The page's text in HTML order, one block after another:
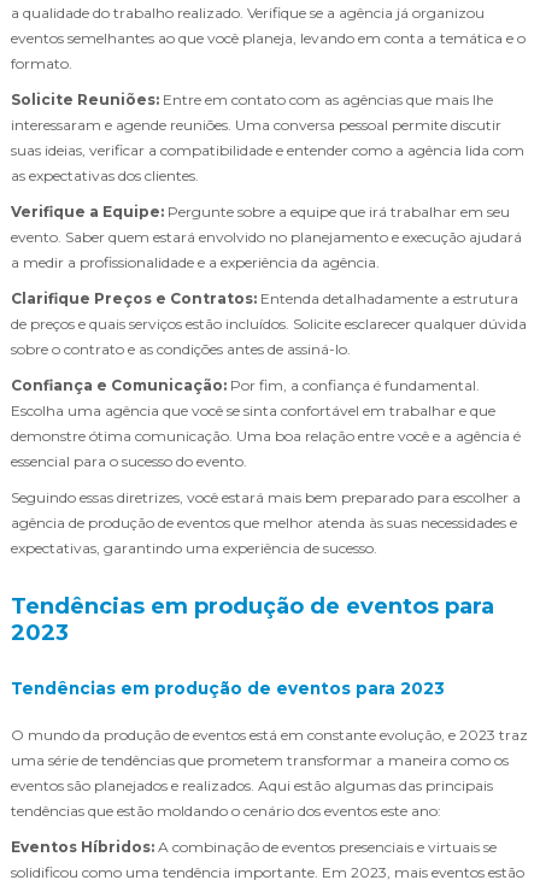
a qualidade do trabalho realizado. Verifique se a agência já organizou
eventos semelhantes ao que você planeja, levando em conta a temática e o
formato.
Solicite Reuniões: Entre em contato com as agências que mais lhe
interessaram e agende reuniões. Uma conversa pessoal permite discutir
suas ideias, verificar a compatibilidade e entender como a agência lida com
as expectativas dos clientes.
Verifique a Equipe: Pergunte sobre a equipe que irá trabalhar em seu
evento. Saber quem estará envolvido no planejamento e execução ajudará
a medir a profissionalidade e a experiência da agência.
Clarifique Preços e Contratos: Entenda detalhadamente a estrutura
de preços e quais serviços estão incluídos. Solicite esclarecer qualquer dúvida
sobre o contrato e as condições antes de assiná-lo.
Confiança e Comunicação: Por fim, a confiança é fundamental.
Escolha uma agência que você se sinta confortável em trabalhar e que
demonstre ótima comunicação. Uma boa relação entre você e a agência é
essencial para o sucesso do evento.
Seguindo essas diretrizes, você estará mais bem preparado para escolher a
agência de produção de eventos que melhor atenda às suas necessidades e
expectativas, garantindo uma experiência de sucesso.
Tendências em produção de eventos para
2023
Tendências em produção de eventos para 2023
O mundo da produção de eventos está em constante evolução, e 2023 traz
uma série de tendências que prometem transformar a maneira como os
eventos são planejados e realizados. Aqui estão algumas das principais
tendências que estão moldando o cenário dos eventos este ano:
Eventos Híbridos: A combinação de eventos presenciais e virtuais se
solidificou como uma tendência importante. Em 2023, mais eventos estão